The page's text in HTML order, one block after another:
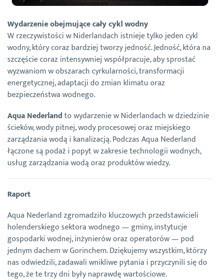
Wydarzenie obejmujące cały cykl wodny
W rzeczywistości w Niderlandach istnieje tylko jeden cykl
wodny, który coraz bardziej tworzy jedność. Jedność, która na
szczęście coraz intensywniej współpracuje, aby sprostać
wyzwaniom w obszarach cyrkularności, transformacji
energetycznej, adaptacji do zmian klimatu oraz
bezpieczeństwa wodnego.
Aqua Nederlandto wydarzenie w Niderlandach w dziedzinie
ścieków, wody pitnej, wody procesowej oraz miejskiego
zarządzania wodą i kanalizacją. Podczas Aqua Nederland
łączone są podaż i popyt w zakresie technologii wodnych,
usług zarządzania wodą oraz produktów wiedzy.
Raport
Aqua Nederland zgromadziło kluczowych przedstawicieli
holenderskiego sektora wodnego — gminy, instytucje
gospodarki wodnej, inżynierów oraz operatorów — pod
jednym dachem w Gorinchem. Dziękujemy wszystkim, którzy
nas odwiedzili, zadawali wnikliwe pytania i przyczynili się do
tego, że te trzy dni były naprawdę wartościowe.